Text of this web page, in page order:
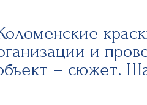
и
– сюжет.